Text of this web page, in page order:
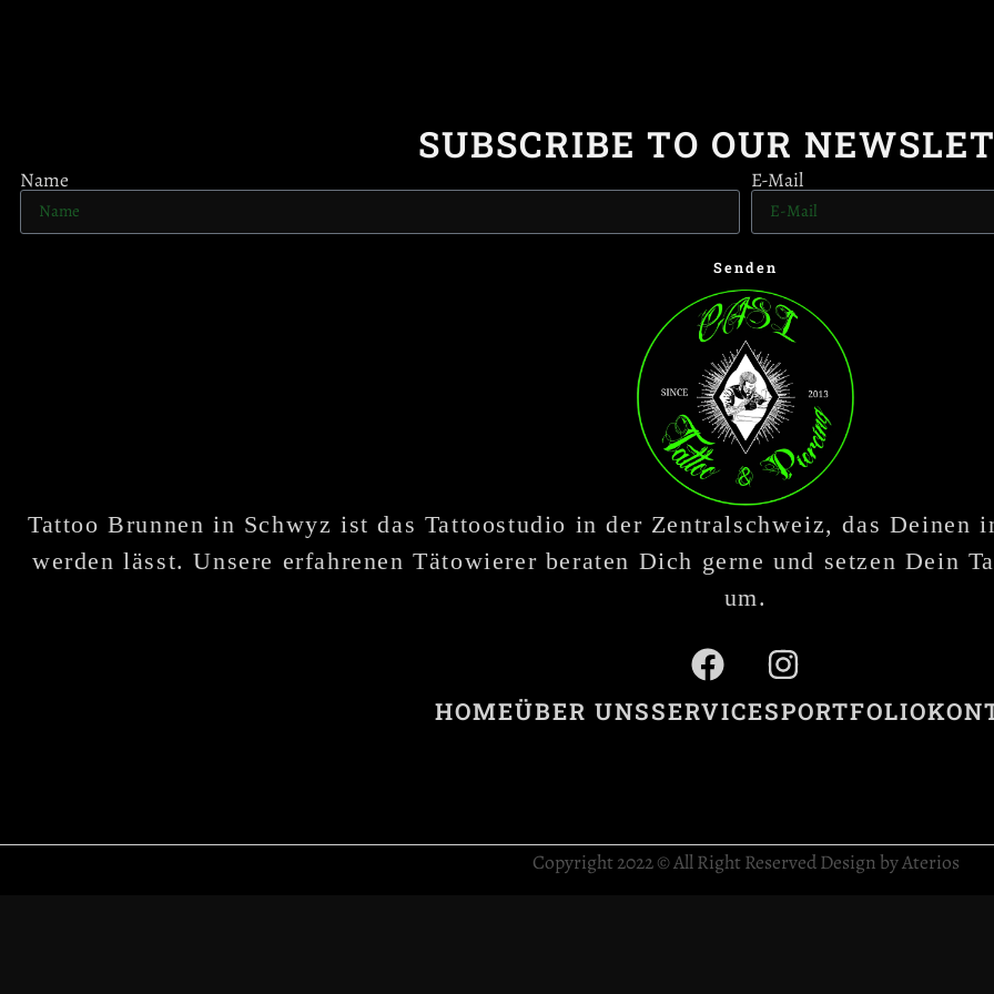
SUBSCRIBE TO OUR
Name E-Mail
Senden
Tattoo Brunnen in Schwyz ist das Tattoostudio in der Zentralschweiz, das
werden lässt. Unsere erfahrenen Tätowierer beraten Dich gerne und setzen Dein
um.
HOMEÜBER UNSSERVICESPORTFOLIO
Copyright 2022 © All Right Reserved Design by Aterios